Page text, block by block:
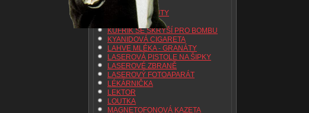
KŘESLO S POUTY
KUFŘÍK SE SKRÝŠÍ PRO BOMBU
KYANIDOVÁ CIGARETA
LAHVE MLÉKA - GRANÁTY
LASEROVÁ PISTOLE NA ŠIPKY
LASEROVÉ ZBRANĚ
LASEROVÝ FOTOAPARÁT
LÉKÁRNIČKA
LEKTOR
LOUTKA
MAGNETOFONOVÁ KAZETA